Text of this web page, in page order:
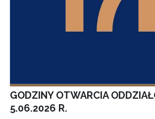
GODZINY OTWARCIA
5.06.2026 R.